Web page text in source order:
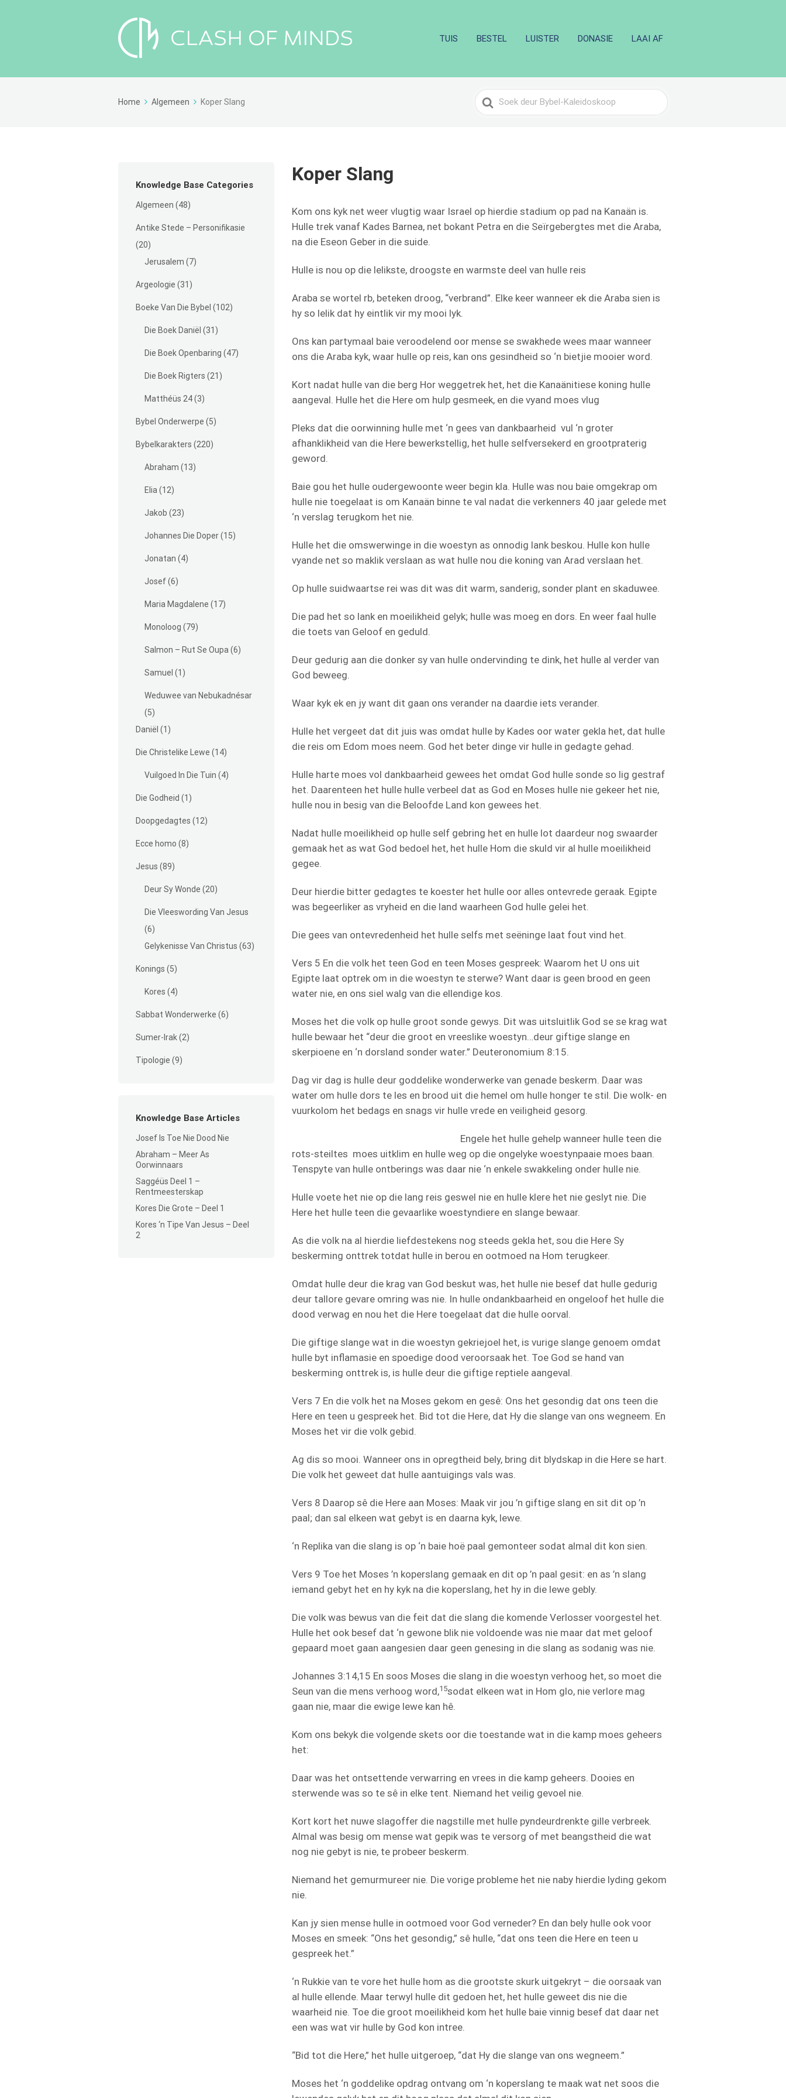
TUIS BESTEL LUISTER DONASIE LAAI AF
Home Algemeen Koper Slang
Search
For
Knowledge Base Categories
Algemeen (48)
Antike Stede – Personifikasie
(20)
Jerusalem (7)
Argeologie (31)
Boeke Van Die Bybel (102)
Die Boek Daniël (31)
Die Boek Openbaring (47)
Die Boek Rigters (21)
Matthéüs 24(3)
Bybel Onderwerpe (5)
Bybelkarakters (220)
Abraham (13)
Elia (12)
Jakob (23)
Johannes Die Doper(15)
Jonatan (4)
Josef(6)
Maria Magdalene (17)
Monoloog (79)
Salmon – Rut Se Oupa (6)
Samuel (1)
Weduwee van Nebukadnésar
(5)
Daniël (1)
Die Christelike Lewe (14)
Vuilgoed In Die Tuin (4)
Die Godheid (1)
Doopgedagtes (12)
Ecce homo (8)
Jesus (89)
Deur Sy Wonde (20)
Die Vleeswording Van Jesus
(6)
Gelykenisse Van Christus (63)
Konings (5)
Kores (4)
Sabbat Wonderwerke (6)
Sumer-Irak(2)
Tipologie (9)
Knowledge Base Articles
Josef Is Toe Nie Dood Nie
Abraham – Meer As
Oorwinnaars
Saggéüs Deel 1 –
Rentmeesterskap
Kores Die Grote – Deel 1
Kores ‘n Tipe Van Jesus – Deel
2
Koper Slang
Kom ons kyk net weer vlugtig waar Israel op hierdie stadium op pad na Kanaän is.
Hulle trek vanaf Kades Barnea, net bokant Petra en die Seïrgebergtes met die Araba,
na die Eseon Geber in die suide.
Hulle is nou op die lelikste, droogste en warmste deel van hulle reis
Araba se wortel rb, beteken droog, “verbrand”. Elke keer wanneer ek die Araba sien is
hy so lelik dat hy eintlik vir my mooi lyk.
Ons kan partymaal baie veroodelend oor mense se swakhede wees maar wanneer
ons die Araba kyk, waar hulle op reis, kan ons gesindheid so ‘n bietjie mooier word.
Kort nadat hulle van die berg Hor weggetrek het, het die Kanaänitiese koning hulle
aangeval. Hulle het die Here om hulp gesmeek, en die vyand moes vlug
Pleks dat die oorwinning hulle met ‘n gees van dankbaarheid vul ‘n groter
afhanklikheid van die Here bewerkstellig, het hulle selfversekerd en grootpraterig
geword.
Baie gou het hulle oudergewoonte weer begin kla. Hulle was nou baie omgekrap om
hulle nie toegelaat is om Kanaän binne te val nadat die verkenners 40 jaar gelede met
‘n verslag terugkom het nie.
Hulle het die omswerwinge in die woestyn as onnodig lank beskou. Hulle kon hulle
vyande net so maklik verslaan as wat hulle nou die koning van Arad verslaan het.
Op hulle suidwaartse rei was dit was dit warm, sanderig, sonder plant en skaduwee.
Die pad het so lank en moeilikheid gelyk; hulle was moeg en dors. En weer faal hulle
die toets van Geloof en geduld.
Deur gedurig aan die donker sy van hulle ondervinding te dink, het hulle al verder van
God beweeg.
Waar kyk ek en jy want dit gaan ons verander na daardie iets verander.
Hulle het vergeet dat dit juis was omdat hulle by Kades oor water gekla het, dat hulle
die reis om Edom moes neem. God het beter dinge vir hulle in gedagte gehad.
Hulle harte moes vol dankbaarheid gewees het omdat God hulle sonde so lig gestraf
het. Daarenteen het hulle hulle verbeel dat as God en Moses hulle nie gekeer het nie,
hulle nou in besig van die Beloofde Land kon gewees het.
Nadat hulle moeilikheid op hulle self gebring het en hulle lot daardeur nog swaarder
gemaak het as wat God bedoel het, het hulle Hom die skuld vir al hulle moeilikheid
gegee.
Deur hierdie bitter gedagtes te koester het hulle oor alles ontevrede geraak. Egipte
was begeerliker as vryheid en die land waarheen God hulle gelei het.
Die gees van ontevredenheid het hulle selfs met seëninge laat fout vind het.
Vers 5 En die volk het teen God en teen Moses gespreek: Waarom het U ons uit
Egipte laat optrek om in die woestyn te sterwe? Want daar is geen brood en geen
water nie, en ons siel walg van die ellendige kos.
Moses het die volk op hulle groot sonde gewys. Dit was uitsluitlik God se se krag wat
hulle bewaar het “deur die groot en vreeslike woestyn…deur giftige slange en
skerpioene en ‘n dorsland sonder water.” Deuteronomium 8:15.
Dag vir dag is hulle deur goddelike wonderwerke van genade beskerm. Daar was
water om hulle dors te les en brood uit die hemel om hulle honger te stil. Die wolk- en
vuurkolom het bedags en snags vir hulle vrede en veiligheid gesorg.
Engele het hulle gehelp wanneer hulle teen die
rots-steiltes moes uitklim en hulle weg op die ongelyke woestynpaaie moes baan.
Tenspyte van hulle ontberings was daar nie ‘n enkele swakkeling onder hulle nie.
Hulle voete het nie op die lang reis geswel nie en hulle klere het nie geslyt nie. Die
Here het hulle teen die gevaarlike woestyndiere en slange bewaar.
As die volk na al hierdie liefdestekens nog steeds gekla het, sou die Here Sy
beskerming onttrek totdat hulle in berou en ootmoed na Hom terugkeer.
Omdat hulle deur die krag van God beskut was, het hulle nie besef dat hulle gedurig
deur tallore gevare omring was nie. In hulle ondankbaarheid en ongeloof het hulle die
dood verwag en nou het die Here toegelaat dat die hulle oorval.
Die giftige slange wat in die woestyn gekriejoel het, is vurige slange genoem omdat
hulle byt inflamasie en spoedige dood veroorsaak het. Toe God se hand van
beskerming onttrek is, is hulle deur die giftige reptiele aangeval.
Vers 7 En die volk het na Moses gekom en gesê: Ons het gesondig dat ons teen die
Here en teen u gespreek het. Bid tot die Here, dat Hy die slange van ons wegneem. En
Moses het vir die volk gebid.
Ag dis so mooi. Wanneer ons in opregtheid bely, bring dit blydskap in die Here se hart.
Die volk het geweet dat hulle aantuigings vals was.
Vers 8 Daarop sê die Here aan Moses: Maak vir jou ’n giftige slang en sit dit op ’n
paal; dan sal elkeen wat gebyt is en daarna kyk, lewe.
‘n Replika van die slang is op ‘n baie hoë paal gemonteer sodat almal dit kon sien.
Vers 9 Toe het Moses ’n koperslang gemaak en dit op ’n paal gesit: en as ’n slang
iemand gebyt het en hy kyk na die koperslang, het hy in die lewe gebly.
Die volk was bewus van die feit dat die slang die komende Verlosser voorgestel het.
Hulle het ook besef dat ‘n gewone blik nie voldoende was nie maar dat met geloof
gepaard moet gaan aangesien daar geen genesing in die slang as sodanig was nie.
Johannes 3:14,15 En soos Moses die slang in die woestyn verhoog het, so moet die
Seun van die mens verhoog word,15sodat elkeen wat in Hom glo, nie verlore mag
gaan nie, maar die ewige lewe kan hê.
Kom ons bekyk die volgende skets oor die toestande wat in die kamp moes geheers
het:
Daar was het ontsettende verwarring en vrees in die kamp geheers. Dooies en
sterwende was so te sê in elke tent. Niemand het veilig gevoel nie.
Kort kort het nuwe slagoffer die nagstille met hulle pyndeurdrenkte gille verbreek.
Almal was besig om mense wat gepik was te versorg of met beangstheid die wat
nog nie gebyt is nie, te probeer beskerm.
Niemand het gemurmureer nie. Die vorige probleme het nie naby hierdie lyding gekom
nie.
Kan jy sien mense hulle in ootmoed voor God verneder? En dan bely hulle ook voor
Moses en smeek: “Ons het gesondig,” sê hulle, “dat ons teen die Here en teen u
gespreek het.”
‘n Rukkie van te vore het hulle hom as die grootste skurk uitgekryt – die oorsaak van
al hulle ellende. Maar terwyl hulle dit gedoen het, het hulle geweet dis nie die
waarheid nie. Toe die groot moeilikheid kom het hulle baie vinnig besef dat daar net
een was wat vir hulle by God kon intree.
“Bid tot die Here,” het hulle uitgeroep, “dat Hy die slange van ons wegneem.”
Moses het ‘n goddelike opdrag ontvang om ‘n koperslang te maak wat net soos die